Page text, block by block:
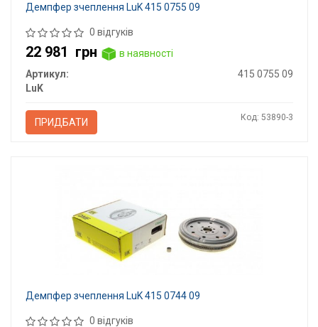
Демпфер зчеплення LuK 415 0755 09
0 відгуків
22 981 грн
в наявності
Артикул:
415 0755 09
LuK
ПРИДБАТИ Код: 53890-3
Демпфер зчеплення LuK 415 0744 09
0 відгуків